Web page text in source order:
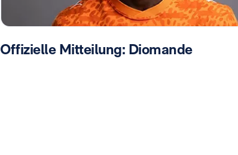
Offizielle Mitteilung: Diomande